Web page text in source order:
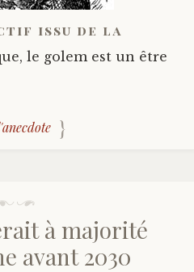
issu de la
le golem est un être
à majorité
avant 2030